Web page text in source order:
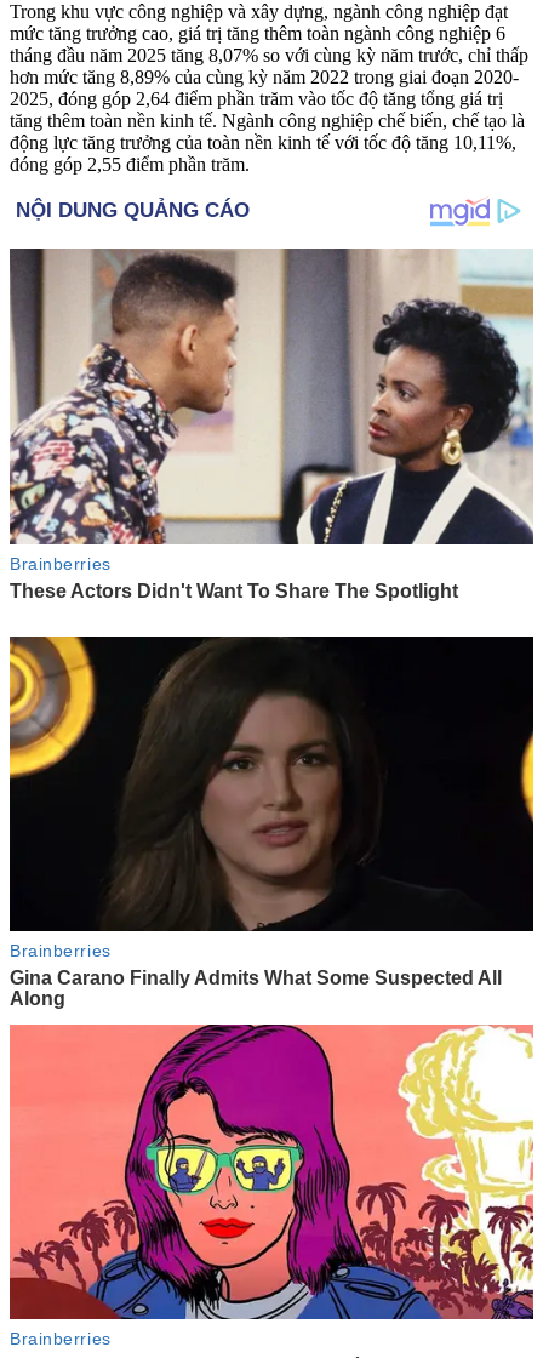
Trong khu vực công nghiệp và xây dựng, ngành công nghiệp đạt
mức tăng trưởng cao, giá trị tăng thêm toàn ngành công nghiệp 6
tháng đầu năm 2025 tăng 8,07% so với cùng kỳ năm trước, chỉ thấp
hơn mức tăng 8,89% của cùng kỳ năm 2022 trong giai đoạn 2020-
2025, đóng góp 2,64 điểm phần trăm vào tốc độ tăng tổng giá trị
tăng thêm toàn nền kinh tế. Ngành công nghiệp chế biến, chế tạo là
động lực tăng trưởng của toàn nền kinh tế với tốc độ tăng 10,11%,
đóng góp 2,55 điểm phần trăm.